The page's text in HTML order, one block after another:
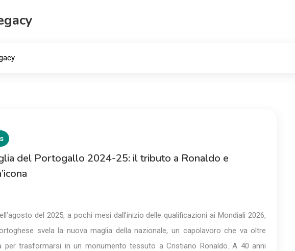
del Portogallo 2024-25: il tributo a Ronaldo e
del 2025, a pochi mesi dall’inizio delle qualificazioni ai Mondiali 2026,
svela la nuova maglia della nazionale, un capolavoro che va oltre
per trasformarsi in un monumento tessuto a Cristiano Ronaldo. A 40 anni